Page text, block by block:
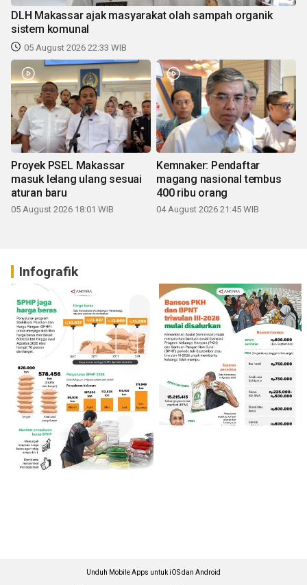
DLH Makassar ajak masyarakat olah sampah organik
sistem komunal
05 August 2026 22:33 WIB
Proyek PSEL Makassar
masuk lelang ulang sesuai
aturan baru
05 August 2026 18:01 WIB
Kemnaker: Pendaftar
magang nasional tembus
400 ribu orang
04 August 2026 21:45 WIB
Infografik
Unduh Mobile Apps untuk iOS dan Android